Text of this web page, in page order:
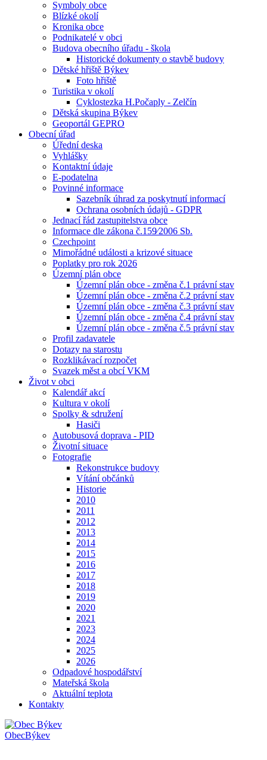
Symboly obce
Blízké okolí
Kronika obce
Podnikatelé v obci
Budova obecního úřadu - škola
Historické dokumenty o stavbě budovy
Dětské hřiště Býkev
Foto hřiště
Turistika v okolí
Cyklostezka H.Počaply - Zelčín
Dětská skupina Býkev
Geoportál GEPRO
Obecní úřad
Úřední deska
Vyhlášky
Kontaktní údaje
E-podatelna
Povinné informace
Sazebník úhrad za poskytnutí informací
Ochrana osobních údajů - GDPR
Jednací řád zastupitelstva obce
Informace dle zákona č.159⁄2006 Sb.
Czechpoint
Mimořádné události a krizové situace
Poplatky pro rok 2026
Územní plán obce
Územní plán obce - změna č.1 právní stav
Územní plán obce - změna č.2 právní stav
Územní plán obce - změna č.3 právní stav
Územní plán obce - změna č.4 právní stav
Územní plán obce - změna č.5 právní stav
Profil zadavatele
Dotazy na starostu
Rozklikávací rozpočet
Svazek měst a obcí VKM
Život v obci
Kalendář akcí
Kultura v okolí
Spolky & sdružení
Hasiči
Autobusová doprava - PID
Životní situace
Fotografie
Rekonstrukce budovy
Vítání občánků
Historie
2010
2011
2012
2013
2014
2015
2016
2017
2018
2019
2020
2021
2023
2024
2025
2026
Odpadové hospodářství
Mateřská škola
Aktuální teplota
Kontakty
ObecBýkev